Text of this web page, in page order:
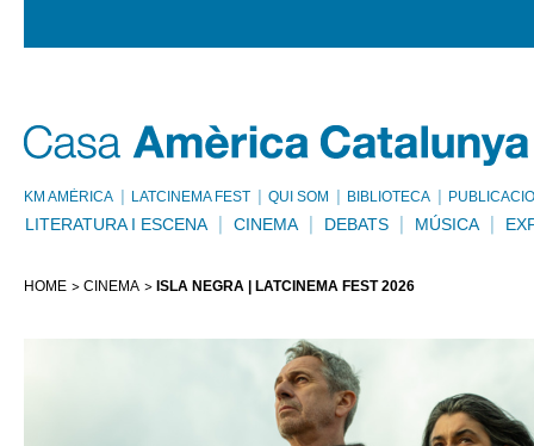
KM AMÈRICA LATCINEMA FEST QUI SOM BIBLIOTECA
LITERATURA I ESCENA CINEMA DEBATS MÚSICA
HOME CINEMA ISLA NEGRA | LATCINEMA FEST 2026